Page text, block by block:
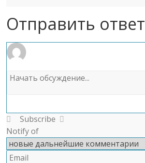
Отправить ответ
Subscribe
Notify of